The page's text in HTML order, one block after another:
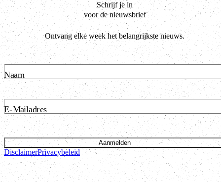
Schrijf je in
voor de nieuwsbrief
Ontvang elke week het belangrijkste nieuws.
Naam
E-Mailadres
Aanmelden
DisclaimerPrivacybeleid